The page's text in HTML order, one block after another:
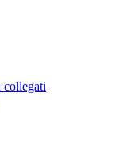
collegati